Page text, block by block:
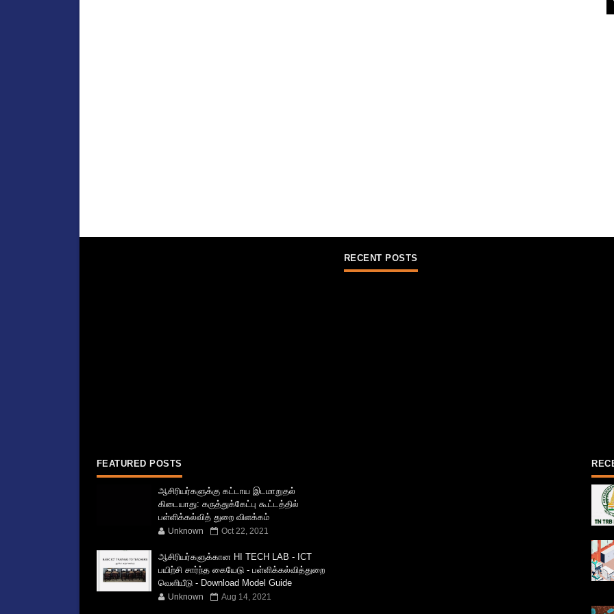
FEATURED POSTS
ஆசிரியர்களுக்கு கட்டாய இடமாறுதல்
கிடையாது: கருத்துக்கேட்பு கூட்டத்தில்
பள்ளிக்கல்வித் துறை விளக்கம்
Unknown Oct 22, 2021
ஆசிரியர்களுக்கான HI TECH LAB - ICT
பயிற்சி சார்ந்த கையேடு - பள்ளிக்கல்வித்துறை
வெளியீடு - Download Model Guide
Unknown Aug 14, 2021
RECENT POSTS